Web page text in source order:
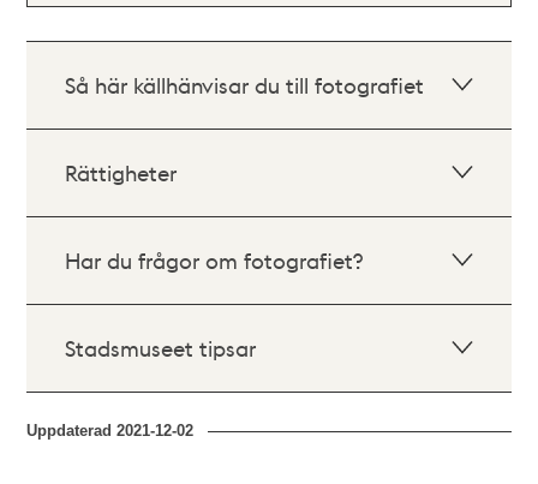
Så här källhänvisar du till fotografiet
Rättigheter
Har du frågor om fotografiet?
Stadsmuseet tipsar
Uppdaterad2021-12-02